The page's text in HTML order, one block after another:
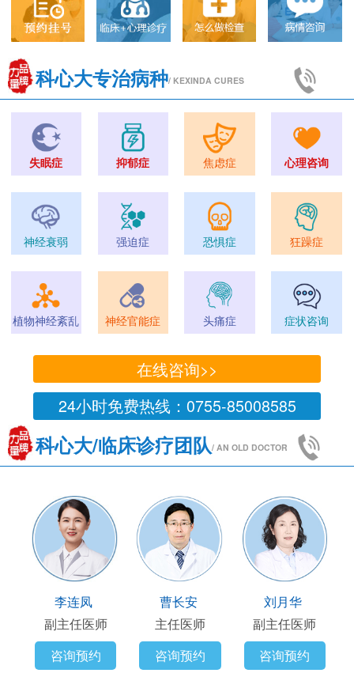
科心大专治病种/ KEXINDA CURES
失眠症 抑郁症 焦虑症 心理咨询
神经衰弱 强迫症 恐惧症 狂躁症
植物神经紊乱 神经官能症 头痛症 症状咨询
在线咨询>>
24小时免费热线：0755-85008585
科心大/临床诊疗团队/ AN OLD DOCTOR
副主任医师
咨询预约
主任医师
咨询预约
副主任医
咨询预约